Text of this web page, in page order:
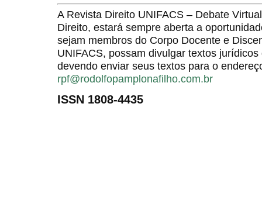
A Revista Direito UNIFACS – Debate
Direito, estará sempre aberta a
sejam membros do Corpo Docente e
UNIFACS, possam divulgar textos
devendo enviar seus textos para o
rpf@rodolfopamplonafilho.com.br
ISSN 1808-4435